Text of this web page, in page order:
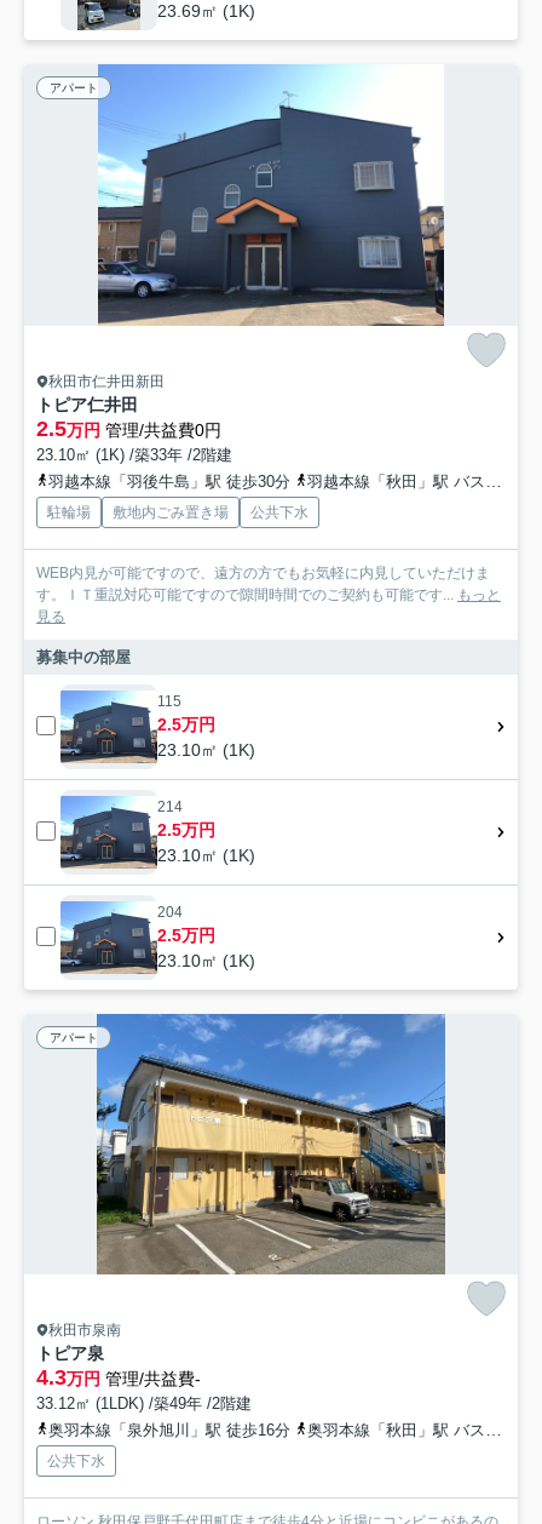
23.69㎡ (1K)
アパート
秋田市仁井田新田
トピア仁井田
2.5万円 管理/共益費0円
23.10㎡ (1K) /築33年 /2階建
羽越本線「羽後牛島」駅 徒歩30分
羽越本線「秋田」駅 バス19分 秋田中央交通「上新田（秋田県）」 停歩3分
駐輪場 敷地内ごみ置き場 公共下水
WEB内見が可能ですので、遠方の方でもお気軽に内見していただけま
す。ＩＴ重説対応可能ですので隙間時間でのご契約も可能です...
もっと
見る
募集中の部屋
115
2.5万円
23.10㎡ (1K)
214
2.5万円
23.10㎡ (1K)
204
2.5万円
23.10㎡ (1K)
アパート
秋田市泉南
トピア泉
4.3万円 管理/共益費-
33.12㎡ (1LDK) /築49年 /2階建
奥羽本線「泉外旭川」駅 徒歩16分
奥羽本線「秋田」駅 バス15分 秋田中央交通「泉南三丁目」 停歩5分
公共下水